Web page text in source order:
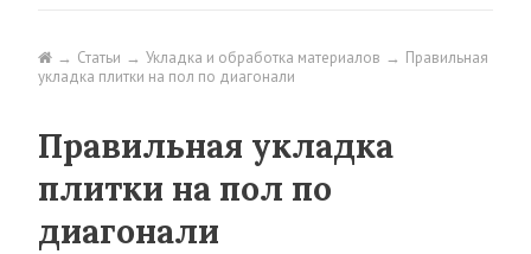
Статьи Укладка и обработка материалов
Правильная
укладка плитки на пол по диагонали
Правильная укладка
плитки на пол по
диагонали